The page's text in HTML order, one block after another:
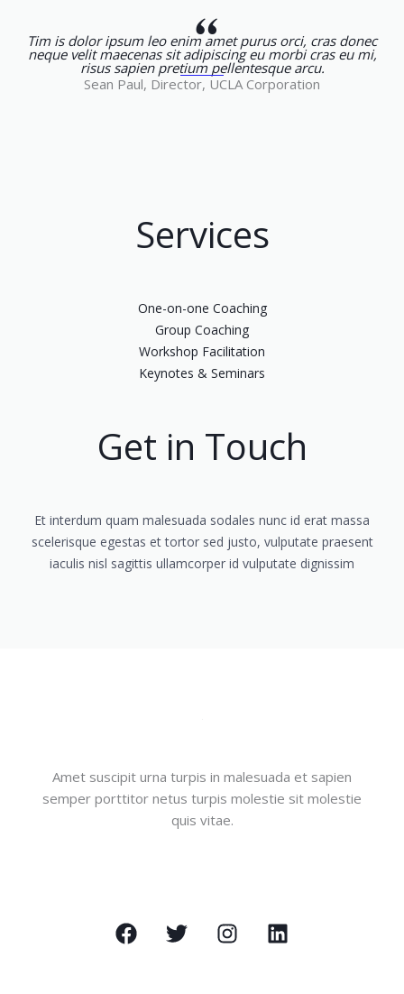
“
Tim is dolor ipsum leo enim amet purus orci, cras donec
neque velit maecenas sit adipiscing eu morbi cras eu mi,
risus sapien pretium pellentesque arcu.
Sean Paul, Director, UCLA Corporation
Services
One-on-one Coaching
Group Coaching
Workshop Facilitation
Keynotes & Seminars
Get in Touch
Et interdum quam malesuada sodales nunc id erat massa
scelerisque egestas et tortor sed justo, vulputate praesent
iaculis nisl sagittis ullamcorper id vulputate dignissim
Amet suscipit urna turpis in malesuada et sapien
semper porttitor netus turpis molestie sit molestie
quis vitae.